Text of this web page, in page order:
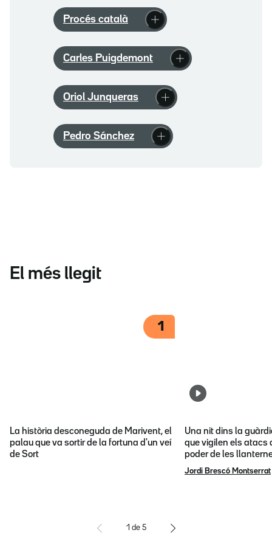
Procés català
Carles Puigdemont
Oriol Junqueras
Pedro Sánchez
El més llegit
1
La història desconeguda de Marivent, el
palau que va sortir de la fortuna d'un veí
de Sort
Una nit dins la
que vigilen els atacs
poder de les
Jordi Brescó Montserrat
1 de 5